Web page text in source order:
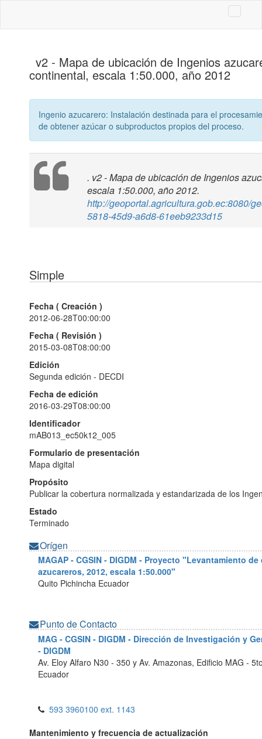
v2 - Mapa de ubicación de Ingenios
continental, escala 1:50.000, año 2012
Ingenio azucarero: Instalación destinada para el
de obtener azúcar o subproductos propios del proceso.
. v2 - Mapa de ubicación de Ingenios
escala 1:50.000, año 2012.
http://geoportal.agricultura.gob.ec:8080/
5818-45d9-a6d8-61eeb9233d15
Simple
Fecha ( Creación )
2012-06-28T00:00:00
Fecha ( Revisión )
2015-03-08T08:00:00
Edición
Segunda edición - DECDI
Fecha de edición
2016-03-29T08:00:00
Identificador
mAB013_ec50k12_005
Formulario de presentación
Mapa digital
Propósito
Publicar la cobertura normalizada y estandarizada de los
Estado
Terminado
Orígen
MAGAP - CGSIN - DIGDM - Proyecto "Levantamiento
azucareros, 2012, escala 1:50.000"
Quito Pichincha Ecuador
Punto de Contacto
MAG - CGSIN - DIGDM - Dirección de Investigación y
- DIGDM
Av. Eloy Alfaro N30 - 350 y Av. Amazonas, Edificio MAG -
Ecuador
593 3960100 ext. 1143
Mantenimiento y frecuencia de actualización